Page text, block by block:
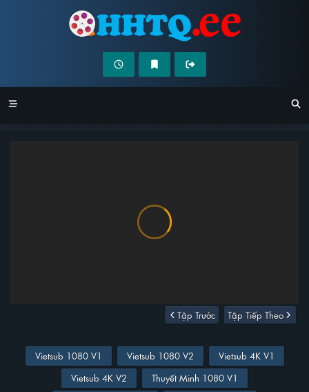
Tập Trước Tập Tiếp Theo
Vietsub 1080 V1 Vietsub 1080 V2
Vietsub 4K V1
Vietsub 4K V2
Thuyết Minh 1080 V1